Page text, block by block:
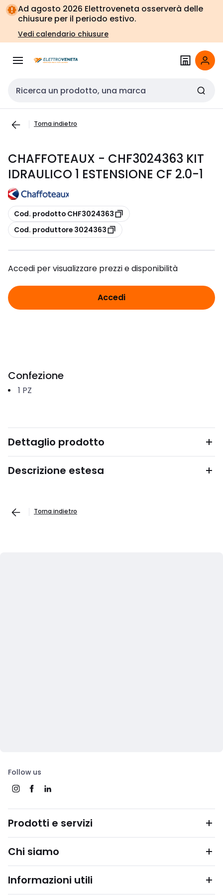
Vai alla
navigazione
Vai
alla
pagina
Ad agosto 2026 Elettroveneta osserverà delle
chiusure per il periodo estivo.
Vedi calendario chiusure
Cerca input
Torna indietro
CHAFFOTEAUX - CHF3024363 KIT
IDRAULICO 1 ESTENSIONE CF 2.0-1
copia
Cod. prodotto CHF3024363
copia
Cod. produttore 3024363
Accedi per visualizzare prezzi e disponibilità
Accedi
Confezione
1 PZ
Dettaglio prodotto
Descrizione estesa
Torna indietro
Follow us
Prodotti e servizi
Chi siamo
Informazioni utili